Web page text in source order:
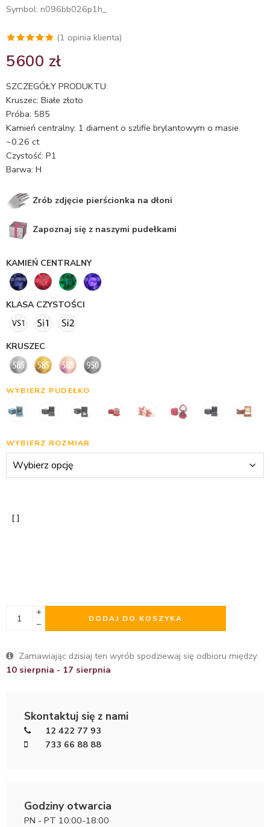
Symbol: n096bb026p1h_
5.00na 5
oceny
(1 opinia klienta)
5600 zł
SZCZEGÓŁY PRODUKTU:
Kruszec: Białe złoto
Próba: 585
Kamień centralny: 1 diament o szlifie brylantowym o masie
~0.26 ct
Czystość: P1
Barwa: H
Zrób zdjęcie pierścionka na dłoni
Zapoznaj się z naszymi pudełkami
KAMIEŃ CENTRALNY
KLASA CZYSTOŚCI
KRUSZEC
WYBIERZ PUDEŁKO
WYBIERZ ROZMIAR
DODAJ DO KOSZYKA
Zamawiając dzisiaj ten wyrób spodziewaj się odbioru między:
10 sierpnia - 17 sierpnia
Skontaktuj się z nami
12 422 77 93
733 66 88 88
Godziny otwarcia
PN - PT 10:00-18:00